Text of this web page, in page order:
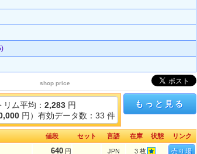
shop price
リム平均： 2,283 円
円）有効データ数：33 件
もっと見る
値段 セット 言語 在庫 状態 リンク
640 円 JPN 3 枚 売り場